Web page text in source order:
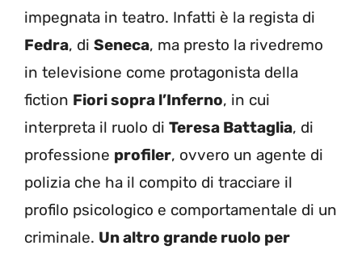
impegnata in teatro. Infatti è la regista di
Fedra, di Seneca, ma presto la rivedremo
in televisione come protagonista della
fiction Fiori sopra l’Inferno, in cui
interpreta il ruolo di Teresa Battaglia, di
professione profiler, ovvero un agente di
polizia che ha il compito di tracciare il
profilo psicologico e comportamentale di un
criminale. Un altro grande ruolo per